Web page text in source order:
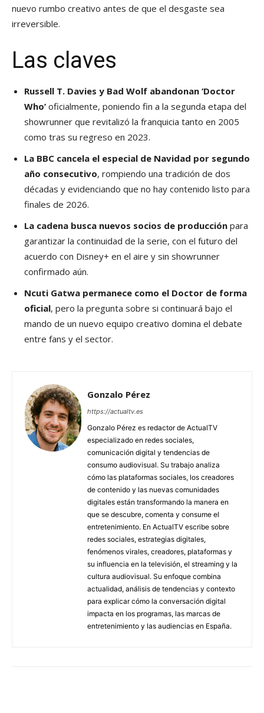
nuevo rumbo creativo antes de que el desgaste sea
irreversible.
Las claves
Russell T. Davies y Bad Wolf abandonan ‘Doctor
Who’ oficialmente, poniendo fin a la segunda etapa del
showrunner que revitalizó la franquicia tanto en 2005
como tras su regreso en 2023.
La BBC cancela el especial de Navidad por segundo
año consecutivo, rompiendo una tradición de dos
décadas y evidenciando que no hay contenido listo para
finales de 2026.
La cadena busca nuevos socios de producción para
garantizar la continuidad de la serie, con el futuro del
acuerdo con Disney+ en el aire y sin showrunner
confirmado aún.
Ncuti Gatwa permanece como el Doctor de forma
oficial, pero la pregunta sobre si continuará bajo el
mando de un nuevo equipo creativo domina el debate
entre fans y el sector.
Gonzalo Pérez
https://actualtv.es
Gonzalo Pérez es redactor de ActualTV
especializado en redes sociales,
comunicación digital y tendencias de
consumo audiovisual. Su trabajo analiza
cómo las plataformas sociales, los creadores
de contenido y las nuevas comunidades
digitales están transformando la manera en
que se descubre, comenta y consume el
entretenimiento. En ActualTV escribe sobre
redes sociales, estrategias digitales,
fenómenos virales, creadores, plataformas y
su influencia en la televisión, el streaming y la
cultura audiovisual. Su enfoque combina
actualidad, análisis de tendencias y contexto
para explicar cómo la conversación digital
impacta en los programas, las marcas de
entretenimiento y las audiencias en España.